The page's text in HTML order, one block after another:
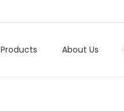
Products About Us